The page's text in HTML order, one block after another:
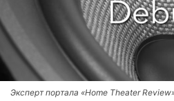
Эксперт портала «Home Theater